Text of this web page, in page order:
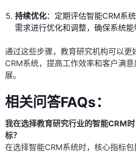
持续优化：定期评估智能CRM系
需求进行优化和调整，确保系统能
通过这些步骤，教育研究机构可以更
CRM系统，提高工作效率和客户满
展。
相关问答FAQs：
我在选择教育研究行业的智能CRM
标？
在选择智能CRM系统时，核心指标